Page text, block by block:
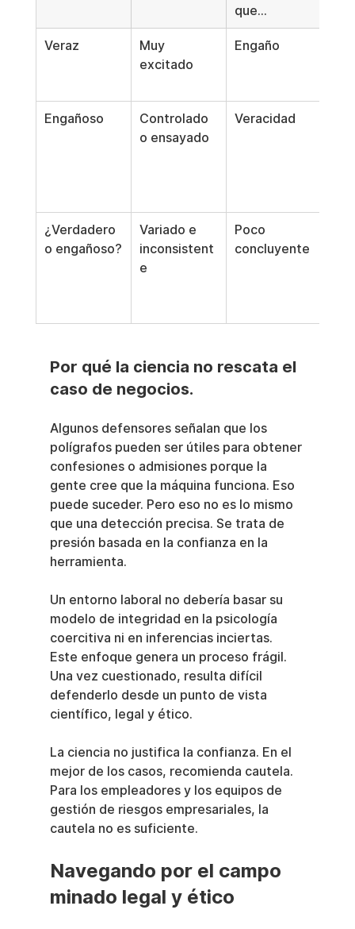
que...
Veraz
Muy
excitado
Engaño
Engañoso
Controlado
o ensayado
Veracidad
¿Verdadero
o engañoso?
Variado e
inconsistent
e
Poco
concluyente
Por qué la ciencia no rescata el
caso de negocios.
Algunos defensores señalan que los
polígrafos pueden ser útiles para obtener
confesiones o admisiones porque la
gente cree que la máquina funciona. Eso
puede suceder. Pero eso no es lo mismo
que una detección precisa. Se trata de
presión basada en la confianza en la
herramienta.
Un entorno laboral no debería basar su
modelo de integridad en la psicología
coercitiva ni en inferencias inciertas.
Este enfoque genera un proceso frágil.
Una vez cuestionado, resulta difícil
defenderlo desde un punto de vista
científico, legal y ético.
La ciencia no justifica la confianza. En el
mejor de los casos, recomienda cautela.
Para los empleadores y los equipos de
gestión de riesgos empresariales, la
cautela no es suficiente.
Navegando por el campo
minado legal y ético